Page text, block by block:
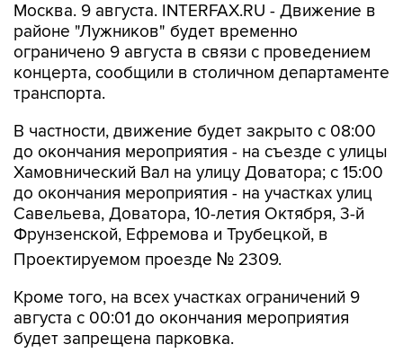
Москва. 9 августа. INTERFAX.RU - Движение в
районе "Лужников" будет временно
ограничено 9 августа в связи с проведением
концерта, сообщили в столичном департаменте
транспорта.
В частности, движение будет закрыто с 08:00
до окончания мероприятия - на съезде с улицы
Хамовнический Вал на улицу Доватора; с 15:00
до окончания мероприятия - на участках улиц
Савельева, Доватора, 10-летия Октября, 3-й
Фрунзенской, Ефремова и Трубецкой, в
Проектируемом проезде № 2309.
Кроме того, на всех участках ограничений 9
августа с 00:01 до окончания мероприятия
будет запрещена парковка.